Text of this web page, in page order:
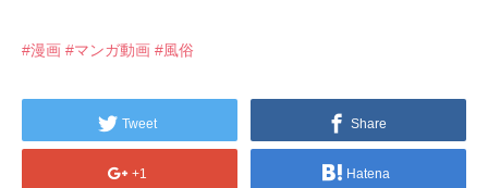
#漫画 #マンガ動画 #風俗
Tweet Share
+1 Hatena